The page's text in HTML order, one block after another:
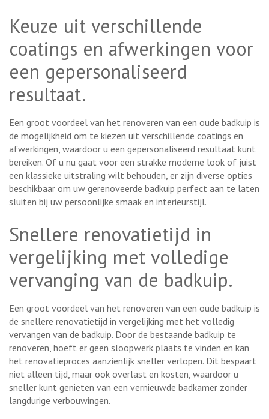
Keuze uit verschillende
coatings en afwerkingen voor
een gepersonaliseerd
resultaat.
Een groot voordeel van het renoveren van een oude badkuip is
de mogelijkheid om te kiezen uit verschillende coatings en
afwerkingen, waardoor u een gepersonaliseerd resultaat kunt
bereiken. Of u nu gaat voor een strakke moderne look of juist
een klassieke uitstraling wilt behouden, er zijn diverse opties
beschikbaar om uw gerenoveerde badkuip perfect aan te laten
sluiten bij uw persoonlijke smaak en interieurstijl.
Snellere renovatietijd in
vergelijking met volledige
vervanging van de badkuip.
Een groot voordeel van het renoveren van een oude badkuip is
de snellere renovatietijd in vergelijking met het volledig
vervangen van de badkuip. Door de bestaande badkuip te
renoveren, hoeft er geen sloopwerk plaats te vinden en kan
het renovatieproces aanzienlijk sneller verlopen. Dit bespaart
niet alleen tijd, maar ook overlast en kosten, waardoor u
sneller kunt genieten van een vernieuwde badkamer zonder
langdurige verbouwingen.